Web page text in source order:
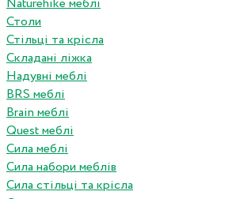
Naturehike меблі
Столи
Стільці та крісла
Складані ліжка
Надувні меблі
BRS меблі
Brain меблі
Quest меблі
Сила меблі
Сила набори меблів
Сила стільці та крісла